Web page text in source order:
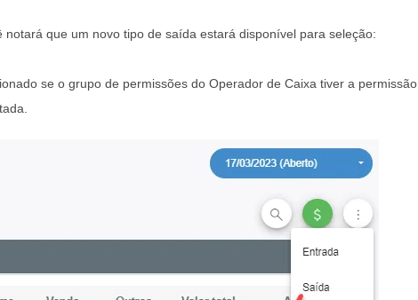
que um novo tipo de saída estará disponível para seleção:
se o grupo de permissões do Operador de Caixa tiver a permissão